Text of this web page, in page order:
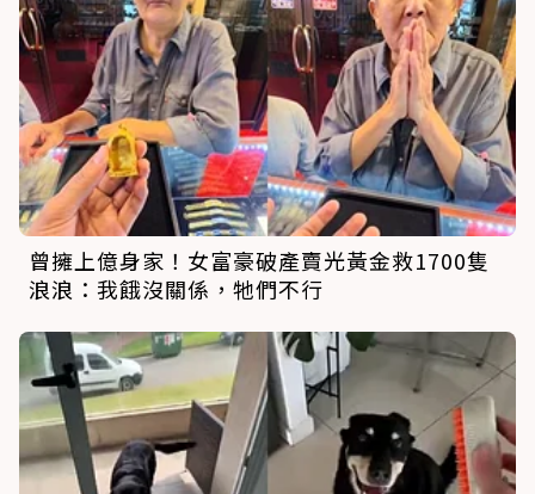
曾擁上億身家！女富豪破產賣光黃金救1700隻
浪浪：我餓沒關係，牠們不行